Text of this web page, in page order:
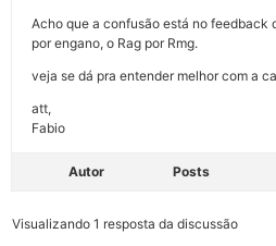
Acho que a confusão está no feedback
por engano, o Rag por Rmg.
veja se dá pra entender melhor com a
att,
Fabio
Autor Posts
Visualizando 1 resposta da discussão